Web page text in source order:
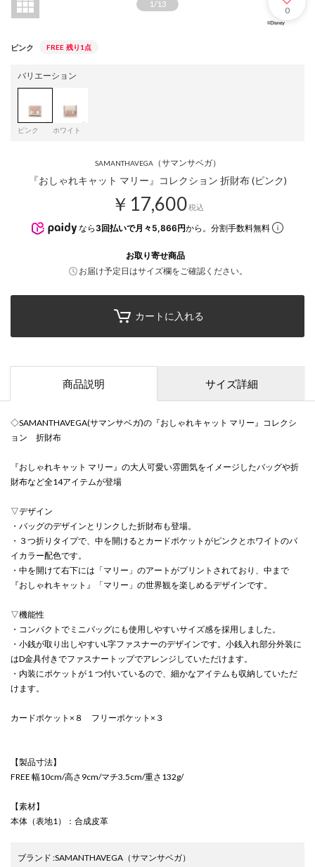
1/13
0
ピンク FREE 残り1点
バリエーション
ピンク ホワイト
SAMANTHAVEGA（サマンサベガ）
『おしゃれキャット マリー』コレクション 折財布 (ピンク)
￥17,600税込
なら 3回払いで月々5,866円から。分割手数料無料
お取り寄せ商品
お届け予定日はサイズ欄をご確認ください。
カートに入れる
商品説明 サイズ詳細
◇SAMANTHAVEGA(サマンサベガ)の『おしゃれキャット マリー』コレクシ
ョン 折財布
『おしゃれキャット マリー』の大人可愛い雰囲気をイメージしたバッグや折
財布など全14アイテムが登場
▽デザイン
・バッグのデザインとリンクした折財布も登場。
・３つ折りタイプで、中を開けるとカードポケットがピンクとホワイトのバ
イカラー配色です。
・中を開けて右下には「マリー」のアートがプリントされており、中まで
『おしゃれキャット』「マリー」の世界観を楽しめるデザインです。
▽機能性
・コンパクトでミニバッグにも使用しやすいサイズ感を採用しました。
・小銭が取り出しやすいL字ファスナーのデザインです。小銭入れ部分外装に
はD金具付きでファスナートップでアレンジしていただけます。
・内装にポケットが１つ付いているので、細かなアイテムも収納していただ
けます。
カードポケット×８ フリーポケット×３
【製品寸法】
FREE 幅10cm/高さ9cm/マチ3.5cm/重さ132g/
【素材】
本体（表地1）：合成皮革
ブランド :SAMANTHAVEGA （サマンサベガ）